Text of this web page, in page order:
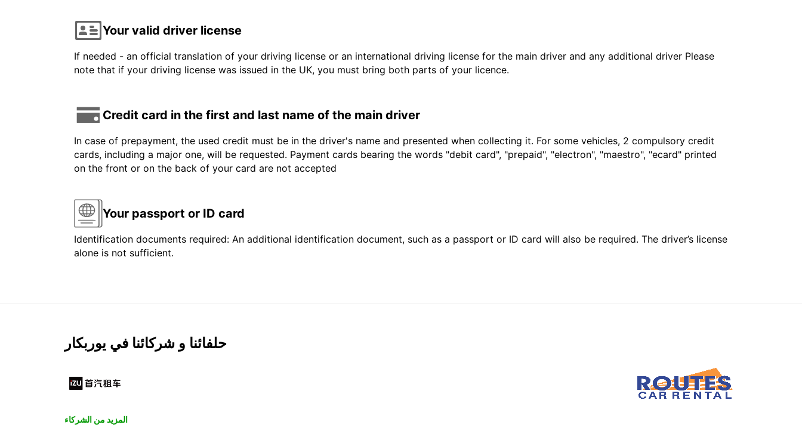
Your valid driver license
If needed - an official translation of your driving license or an international driving license for the main driver and any additional driver Please
note that if your driving license was issued in the UK, you must bring both parts of your licence.
Credit card in the first and last name of the main driver
In case of prepayment, the used credit must be in the driver's name and presented when collecting it. For some vehicles, 2 compulsory credit
cards, including a major one, will be requested. Payment cards bearing the words "debit card", "prepaid", "electron", "maestro", "ecard" printed
on the front or on the back of your card are not accepted
Your passport or ID card
Identification documents required: An additional identification document, such as a passport or ID card will also be required. The driver’s license
alone is not sufficient.
حلفائنا و شركائنا في يوربكار
المزيد من الشركاء